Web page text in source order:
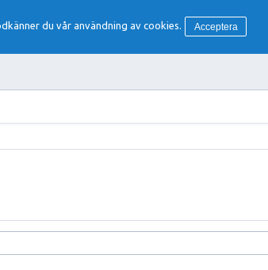
du vår användning av cookies. Acceptera